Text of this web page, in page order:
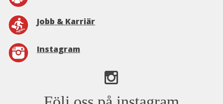
Jobb & Karriär
Instagram